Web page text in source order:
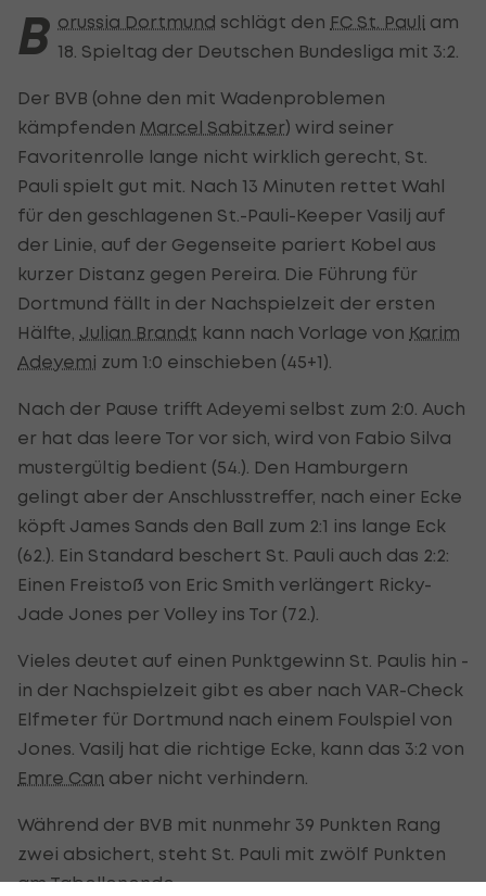
B orussia Dortmund schlägt den FC St. Pauli am
18. Spieltag der Deutschen Bundesliga mit 3:2.
Der BVB (ohne den mit Wadenproblemen
kämpfenden Marcel Sabitzer) wird seiner
Favoritenrolle lange nicht wirklich gerecht, St.
Pauli spielt gut mit. Nach 13 Minuten rettet Wahl
für den geschlagenen St.-Pauli-Keeper Vasilj auf
der Linie, auf der Gegenseite pariert Kobel aus
kurzer Distanz gegen Pereira. Die Führung für
Dortmund fällt in der Nachspielzeit der ersten
Hälfte, Julian Brandt kann nach Vorlage von Karim
Adeyemi zum 1:0 einschieben (45+1).
Nach der Pause trifft Adeyemi selbst zum 2:0. Auch
er hat das leere Tor vor sich, wird von Fabio Silva
mustergültig bedient (54.). Den Hamburgern
gelingt aber der Anschlusstreffer, nach einer Ecke
köpft James Sands den Ball zum 2:1 ins lange Eck
(62.). Ein Standard beschert St. Pauli auch das 2:2:
Einen Freistoß von Eric Smith verlängert Ricky-
Jade Jones per Volley ins Tor (72.).
Vieles deutet auf einen Punktgewinn St. Paulis hin -
in der Nachspielzeit gibt es aber nach VAR-Check
Elfmeter für Dortmund nach einem Foulspiel von
Jones. Vasilj hat die richtige Ecke, kann das 3:2 von
Emre Can aber nicht verhindern.
Während der BVB mit nunmehr 39 Punkten Rang
zwei absichert, steht St. Pauli mit zwölf Punkten
am Tabellenende.